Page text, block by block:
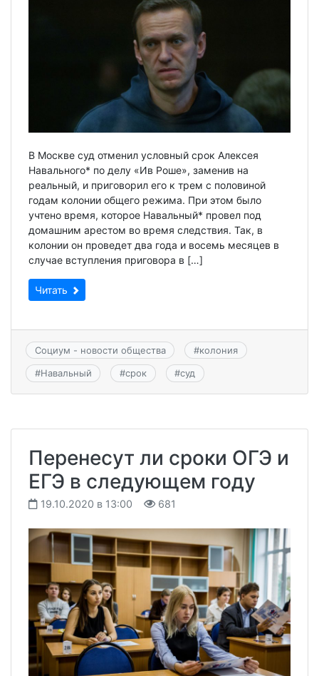
В Москве суд отменил условный срок Алексея
Навального* по делу «Ив Роше», заменив на
реальный, и приговорил его к трем с половиной
годам колонии общего режима. При этом было
учтено время, которое Навальный* провел под
домашним арестом во время следствия. Так, в
колонии он проведет два года и восемь месяцев в
случае вступления приговора в […]
Читать
Социум - новости общества #колония
#Навальный #срок #суд
Перенесут ли сроки ОГЭ и
ЕГЭ в следующем году
19.10.2020 в 13:00 681